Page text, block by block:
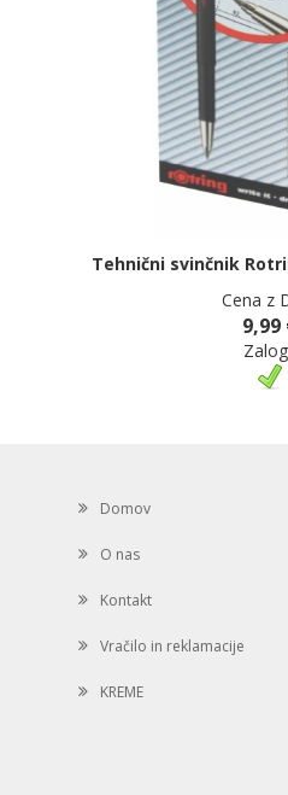
Tehnični svinčnik
Cena z
9,99
Domov
O nas
Kontakt
Vračilo in reklamacije
KREME